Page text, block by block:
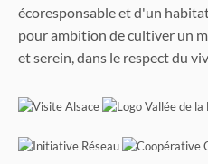
écoresponsable et d'un
pour ambition de cultiver un
et serein, dans le respect du